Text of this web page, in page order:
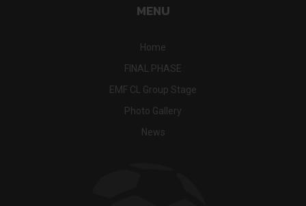
MENU
Home
FINAL PHASE
EMF CL Group Stage
Photo Gallery
News